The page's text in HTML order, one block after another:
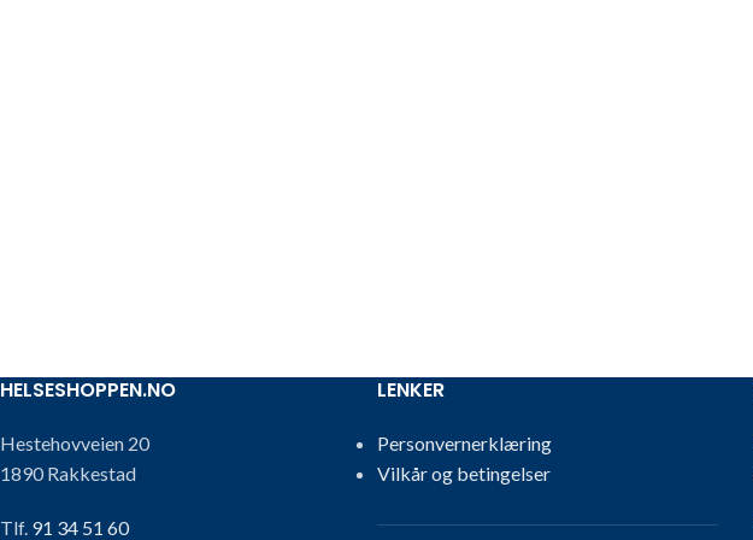
HELSESHOPPEN.NO
Hestehovveien 20
1890 Rakkestad
Tlf. 91 34 51 60
LENKER
Personvernerklæring
Vilkår og betingelser